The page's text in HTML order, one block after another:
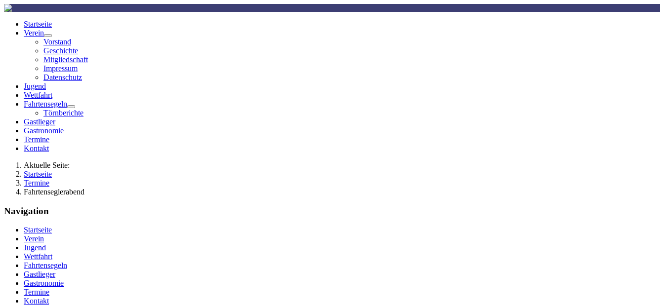
Startseite
Verein
Vorstand
Geschichte
Mitgliedschaft
Impressum
Datenschutz
Jugend
Wettfahrt
Fahrtensegeln
Törnberichte
Gastlieger
Gastronomie
Termine
Kontakt
Aktuelle Seite:
Startseite
Termine
Fahrtenseglerabend
Navigation
Startseite
Verein
Jugend
Wettfahrt
Fahrtensegeln
Gastlieger
Gastronomie
Termine
Kontakt